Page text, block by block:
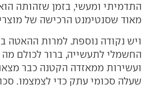
התדמיתי ומעשי, בזמן שזהותה
מאוד שסנטימנט הרכישה של
ויש נקודה נוספת. למרות ההאטה
החשמלי לתעשייה, ברור לכולם מה
ועשירות ממאזדה הקטנה כבר
שעלה סכומי עתק כדי לצמצמו.